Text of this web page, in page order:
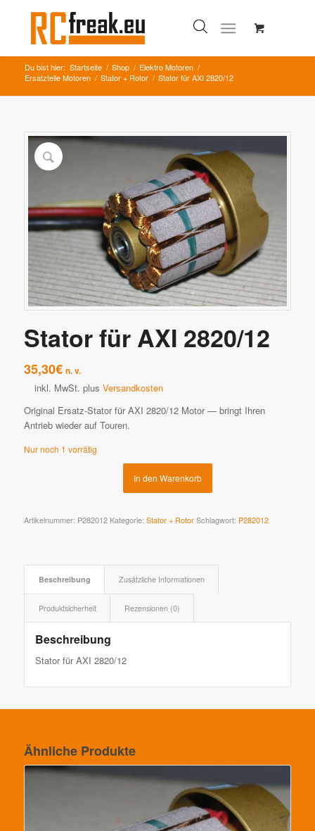
Du bist hier: Startseite / Shop / Elektro Motoren /
Ersatzteile Motoren / Stator + Rotor / Stator für AXI 2820/12
Stator für AXI 2820/12
35,30€ n. v.
inkl. MwSt. plus Versandkosten
Original Ersatz-Stator für AXI 2820/12 Motor — bringt Ihren
Antrieb wieder auf Touren.
Nur noch 1 vorrätig
In den Warenkorb
Artikelnummer: P282012 Kategorie: Stator + Rotor Schlagwort: P282012
Beschreibung Zusätzliche Informationen
Produktsicherheit Rezensionen (0)
Beschreibung
Stator für AXI 2820/12
Ähnliche Produkte